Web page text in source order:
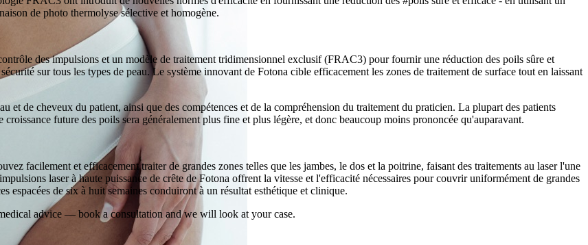
de photo thermolyse sélective et homogène.
des impulsions et un modèle de traitement tridimensionnel exclusif (FRAC3) pour fournir une réduction des poils sûre et
sur tous les types de peau. Le système innovant de Fotona cible efficacement les zones de traitement de surface tout en laissant
et de cheveux du patient, ainsi que des compétences et de la compréhension du traitement du praticien. La plupart des patients
future des poils sera généralement plus fine et plus légère, et donc beaucoup moins prononcée qu'auparavant.
facilement et efficacement traiter de grandes zones telles que les jambes, le dos et la poitrine, faisant des traitements au laser l'une
laser à haute puissance de crête de Fotona offrent la vitesse et l'efficacité nécessaires pour couvrir uniformément de grandes
espacées de six à huit semaines conduiront à un résultat esthétique et clinique.
advice — book a consultation and we will look at your case.